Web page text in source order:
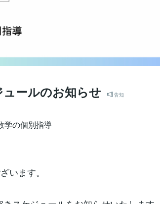
ュールのお知らせ 告知
学の個別指導
います。